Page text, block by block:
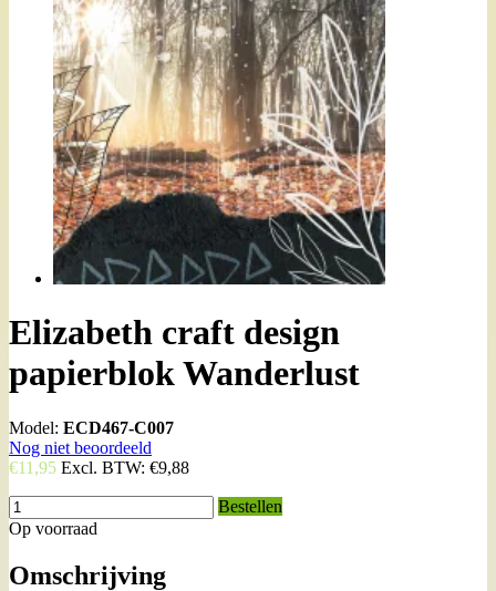
Elizabeth craft design
papierblok Wanderlust
Model: ECD467-C007
Nog niet beoordeeld
€11,95 Excl. BTW: €9,88
Bestellen
Op voorraad
Omschrijving